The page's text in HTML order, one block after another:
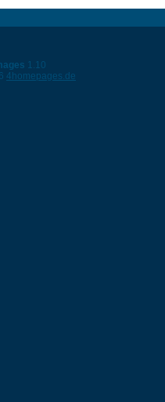
1.10
4homepages.de